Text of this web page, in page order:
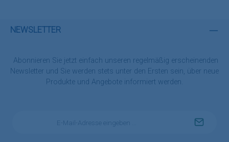
NEWSLETTER
Abonnieren Sie jetzt einfach unseren regelmäßig erscheinenden
Newsletter und Sie werden stets unter den Ersten sein, über neue
Produkte und Angebote informiert werden.